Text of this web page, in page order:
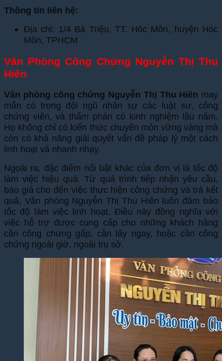
Thông tin liên hệ:
Địa chỉ: 1/4 Bà Triệu, TT. Hóc Môn, huyện Hóc
Môn, TPHCM
Văn Phòng Công Chứng Nguyễn Thị Thu
Hiên
Văn phòng công chứng Nguyễn Thị Thu Hiên may
mắn có trong đội ngũ nhân sự các luật sư, công
chứng viên, và thẩm phán có kinh nghiệm lâu năm.
Họ không chỉ có kiến thức chuyên môn vững vàng mà
còn có khả năng giải quyết vấn đề pháp lý một cách
linh hoạt và nhanh nhạy.
Ngoài ra, đặc điểm nổi bật khác của đơn vị là tốc độ
làm việc hiệu quả. Từ quá trình tiếp nhận yêu cầu,
báo giá cho đến việc thực hiện công chứng và trả kết
quả, Văn phòng Nguyễn Thị Thu Hiên luôn đảm bảo
tốc độ làm việc linh hoạt. Điều này đồng nghĩa với
việc hỗ trợ được cung cấp cho những khách hàng
cần công chứng gấp, cần lấy ngay, hoặc cần công
chứng ngoài giờ, ngoài trụ sở.